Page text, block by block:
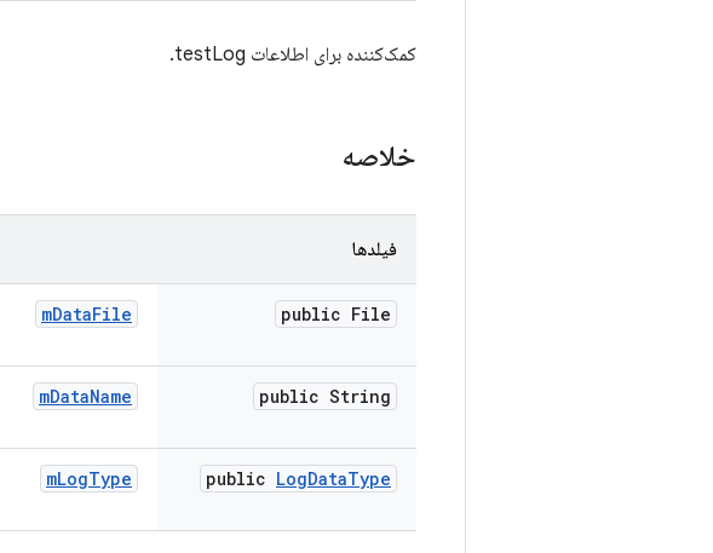
کمک‌کننده برای اطلاعات testLog.
خلاصه
فیلدها
public File
mDataFile
public String
mDataName
public LogDataType
mLogType